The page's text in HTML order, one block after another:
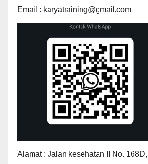
Email : karyatraining@gmail.com
Alamat : Jalan kesehatan II No. 168D,